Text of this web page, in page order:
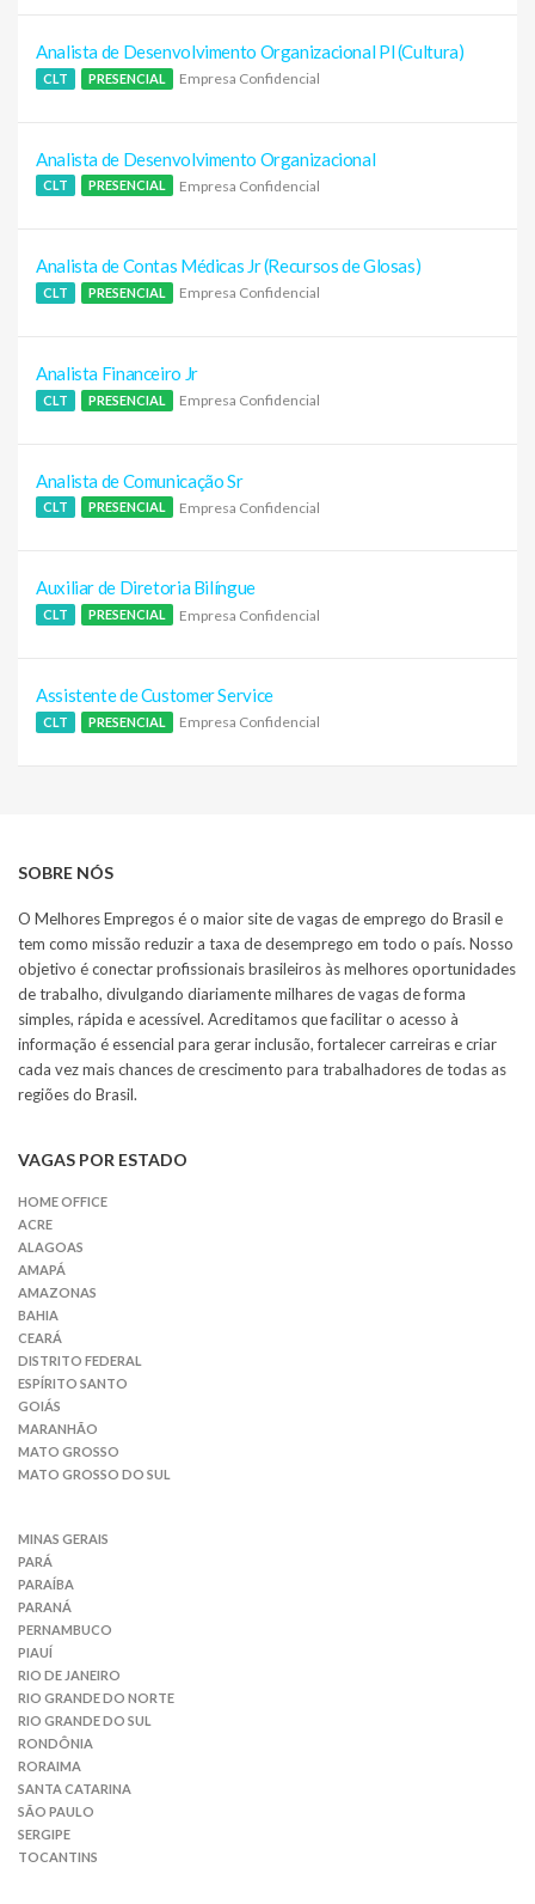
Analista de Desenvolvimento Organizacional Pl (Cultura)
CLT PRESENCIAL Empresa Confidencial
Analista de Desenvolvimento Organizacional
CLT PRESENCIAL Empresa Confidencial
Analista de Contas Médicas Jr (Recursos de Glosas)
CLT PRESENCIAL Empresa Confidencial
Analista Financeiro Jr
CLT PRESENCIAL Empresa Confidencial
Analista de Comunicação Sr
CLT PRESENCIAL Empresa Confidencial
Auxiliar de Diretoria Bilíngue
CLT PRESENCIAL Empresa Confidencial
Assistente de Customer Service
CLT PRESENCIAL Empresa Confidencial
SOBRE NÓS
O Melhores Empregos é o maior site de vagas de emprego do Brasil e
tem como missão reduzir a taxa de desemprego em todo o país. Nosso
objetivo é conectar profissionais brasileiros às melhores oportunidades
de trabalho, divulgando diariamente milhares de vagas de forma
simples, rápida e acessível. Acreditamos que facilitar o acesso à
informação é essencial para gerar inclusão, fortalecer carreiras e criar
cada vez mais chances de crescimento para trabalhadores de todas as
regiões do Brasil.
VAGAS POR ESTADO
HOME OFFICE
ACRE
ALAGOAS
AMAPÁ
AMAZONAS
BAHIA
CEARÁ
DISTRITO FEDERAL
ESPÍRITO SANTO
GOIÁS
MARANHÃO
MATO GROSSO
MATO GROSSO DO SUL
MINAS GERAIS
PARÁ
PARAÍBA
PARANÁ
PERNAMBUCO
PIAUÍ
RIO DE JANEIRO
RIO GRANDE DO NORTE
RIO GRANDE DO SUL
RONDÔNIA
RORAIMA
SANTA CATARINA
SÃO PAULO
SERGIPE
TOCANTINS